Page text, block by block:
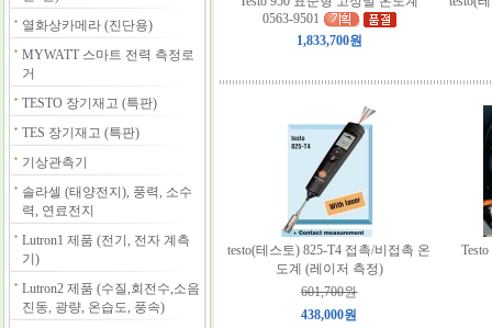
열화상카메라 (진단용)
MYWATT 스마트 전력 측정로
거
TESTO 장기재고 (특판)
TES 장기재고 (특판)
기상관측기
솔라셀 (태양전지), 풍력, 소수
력, 연료전지
Lutron1 제품 (전기, 전자 계측
기)
Lutron2 제품 (수질,회전수,소음
진동, 광량, 온습도, 풍속)
0563-9501
1,833,700원
testo(테스토) 825-T4 접촉/비접촉 온
도계 (레이저 측정)
601,700원
438,000원